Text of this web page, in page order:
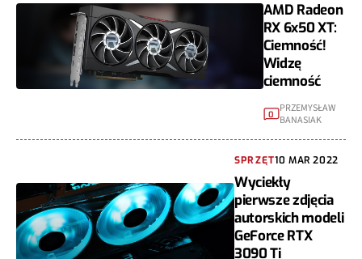
AMD Radeon
RX 6x50 XT:
Ciemność!
Widzę
ciemność
0 PRZEMYSŁAW
BANASIAK
SPRZĘT10 MAR 2022
Wyciekły
pierwsze zdjęcia
autorskich modeli
GeForce RTX
3090 Ti